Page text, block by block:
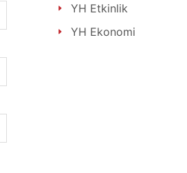
YH Etkinlik
YH Ekonomi